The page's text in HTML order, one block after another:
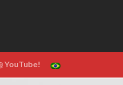
YouTube!